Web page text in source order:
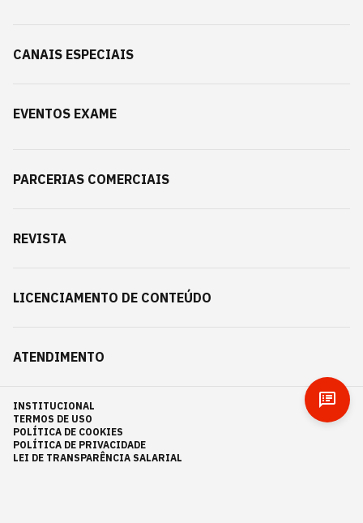
CANAIS ESPECIAIS
EVENTOS EXAME
PARCERIAS COMERCIAIS
REVISTA
LICENCIAMENTO DE CONTEÚDO
ATENDIMENTO
INSTITUCIONAL
TERMOS DE USO
POLÍTICA DE COOKIES
POLÍTICA DE PRIVACIDADE
LEI DE TRANSPARÊNCIA SALARIAL